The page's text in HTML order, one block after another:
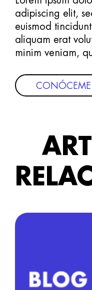
adipiscing elit,
euismod
aliquam erat
minim veniam,
CONÓCEME